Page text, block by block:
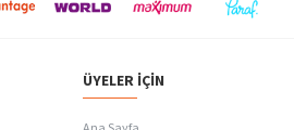
ÜYELER İÇIN